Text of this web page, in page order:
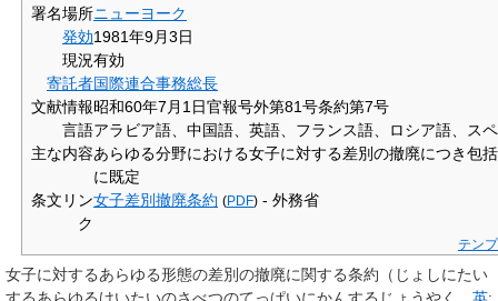
署名場所ニューヨーク
発効1981年9月3日
現況有効
寄託者国際連合事務総長
文献情報昭和60年7月1日官報号外第81号条約第7号
言語アラビア語、中国語、英語、フランス語、ロシア語、ス
主な内容あらゆる分野における女子に対する差別の撤廃につき包
に既定
条文リン
ク
女子差別撤廃条約 (PDF) - 外務省
テン
女子に対するあらゆる形態の差別の撤廃に関する条約 （じょしにたい
するあらゆるけいたいのさべつのてっぱいにかんするじょうやく、 英: